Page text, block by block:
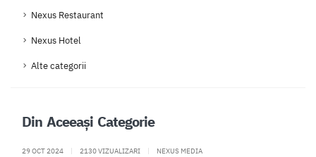
Nexus Restaurant
Nexus Hotel
Alte categorii
Din Aceeași Categorie
29 OCT 2024 | 2130 VIZUALIZARI | NEXUS MEDIA